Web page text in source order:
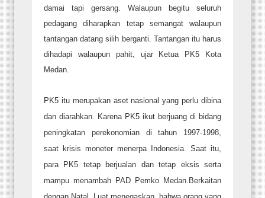
damai tapi gersang. Walaupun begitu seluruh
pedagang diharapkan tetap semangat walaupun
tantangan datang silih berganti. Tantangan itu harus
dihadapi walaupun pahit, ujar Ketua PK5 Kota
Medan.
PK5 itu merupakan aset nasional yang perlu dibina
dan diarahkan. Karena PK5 ikut berjuang di bidang
peningkatan perekonomian di tahun 1997-1998,
saat krisis moneter menerpa Indonesia. Saat itu,
para PK5 tetap berjualan dan tetap eksis serta
mampu menambah PAD Pemko Medan.Berkaitan